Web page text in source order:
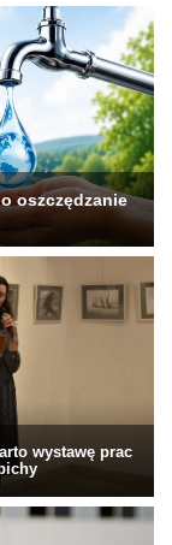
oszczędzanie
wystawę prac